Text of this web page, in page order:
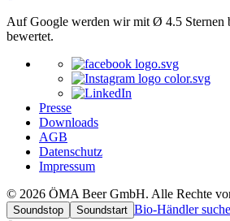
Auf Google werden wir mit Ø 4.5 Sternen
bewertet.
Presse
Downloads
AGB
Datenschutz
Impressum
© 2026 ÖMA Beer GmbH. Alle Rechte
Soundstop Soundstart Bio-Händler